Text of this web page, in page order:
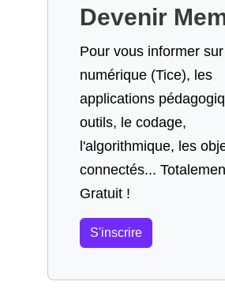
Devenir
Pour vous informer
numérique (Tice), les
applications
outils, le codage,
l'algorithmique, les
connectés...
Gratuit !
S'inscrire